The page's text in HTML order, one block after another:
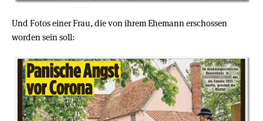
Und Fotos einer Frau, die von ihrem Ehemann erschossen
worden sein soll: